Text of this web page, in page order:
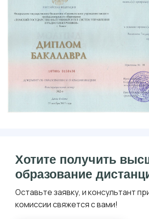
Хотите получить
образование
Оставьте заявку, и консультант
комиссии свяжется с вами!